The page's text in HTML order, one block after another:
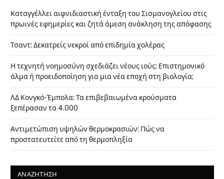
Καταγγέλλει αιφνιδιαστική ένταξη του Σισμανογλείου στις
πρωινές εφημερίες και ζητά άμεση ανάκληση της απόφασης
Τσαντ: Δεκατρείς νεκροί από επιδημία χολέρας
Η τεχνητή νοημοσύνη σχεδιάζει νέους ιούς: Επιστημονικό
άλμα ή προειδοποίηση για μια νέα εποχή στη βιολογία;
ΛΔ Κονγκό-Έμπολα: Τα επιβεβαιωμένα κρούσματα
ξεπέρασαν τα 4.000
Αντιμετώπιση υψηλών θερμοκρασιών: Πώς να
προστατευτείτε από τη θερμοπληξία
ΑΝΑΖΗΤΗΣΗ